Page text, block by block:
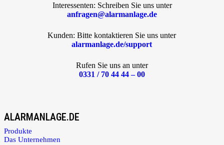
Interessenten: Schreiben Sie uns unter
anfragen@alarmanlage.de
Kunden: Bitte kontaktieren Sie uns unter
alarmanlage.de/support
Rufen Sie uns an unter
0331 / 70 44 44 – 00
ALARMANLAGE.DE
Produkte
Das Unternehmen